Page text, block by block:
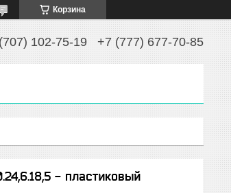
Корзина
102-75-19 +7 (777) 677-70-85
- пластиковый